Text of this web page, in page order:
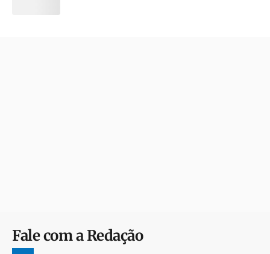
Fale com a Redação